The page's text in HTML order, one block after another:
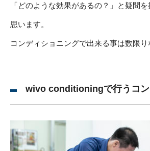
「どのような効果があるの？」と疑問
思います。
コンディショニングで出来る事は数限り
wivo conditioningで行うコン